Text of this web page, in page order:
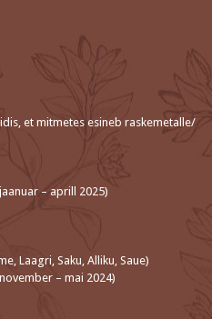
et mitmetes esineb raskemetalle/
– aprill 2025)
Laagri, Saku, Alliku, Saue)
– mai 2024)